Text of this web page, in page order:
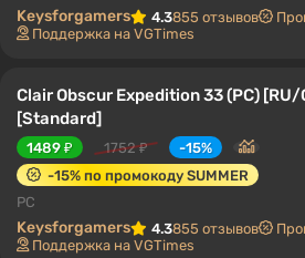
Keysforgamers 4.3855 отзывов
Поддержка на VGTimes
Clair Obscur Expedition 33 (PC) [RU/
[Standard]
1489 ₽ 1752 ₽
-15%
-15% по промокоду SUMMER
PC
Keysforgamers 4.3855 отзывов
Поддержка на VGTimes